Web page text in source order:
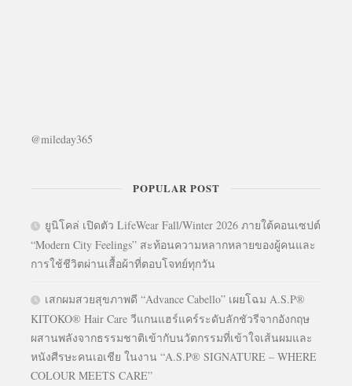
@mileday365
POPULAR POST
ยูนิโคล่ เปิดตัว LifeWear Fall/Winter 2026 ภายใต้คอนเซปต์
“Modern City Feelings” สะท้อนความหลากหลายของผู้คนและ
การใช้ชีวิตผ่านเสื้อผ้าที่ตอบโจทย์ทุกวัน
เสกผมสวยสุขภาพดี “Advance Cabello” เผยโฉม A.S.P®
KITOKO® Hair Care วีแกนแฮร์แคร์ระดับลักชัวรีจากอังกฤษ
ผสานพลังจากธรรมชาติเข้ากับนวัตกรรมที่เข้าใจเส้นผมและ
หนังศีรษะคนเอเชีย ในงาน “A.S.P® SIGNATURE – WHERE
COLOUR MEETS CARE”